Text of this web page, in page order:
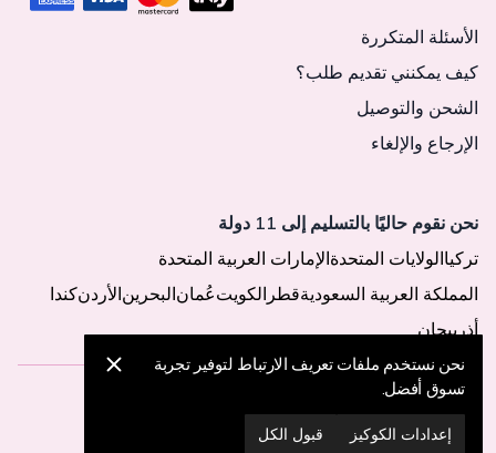
الأسئلة المتكررة
كيف يمكنني تقديم طلب؟
الشحن والتوصيل
الإرجاع والإلغاء
نحن نقوم حاليًا بالتسليم إلى 11 دولة
تركياالولايات المتحدةالإمارات العربية المتحدة
المملكة العربية السعوديةقطر الكويتعُمانالبحرينالأردنكندا
أذربيجان
© 2025 MegaButik -
نحن نستخدم ملفات تعريف الارتباط لتوفير تجربة
تسوق أفضل.
إعدادات الكوكيز قبول الكل